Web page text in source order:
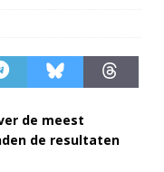
de meest
de re­sul­ta­ten